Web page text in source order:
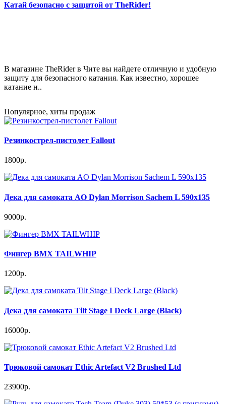
Катай безопасно с защитой от TheRider!
В магазине TheRider в Чите вы найдете отличную и удобную
защиту для безопасного катания. Как известно, хорошее
катание н..
Популярное, хиты продаж
Резинкострел-пистолет Fallout
1800р.
Дека для самоката AO Dylan Morrison Sachem L 590x135
9000р.
Фингер BMX TAILWHIP
1200р.
Дека для самоката Tilt Stage I Deck Large (Black)
16000р.
Трюковой самокат Ethic Artefact V2 Brushed Ltd
23900р.